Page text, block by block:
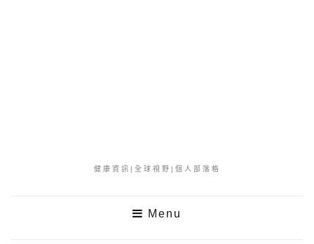
健康資訊|全球視野|個人部落格
Menu